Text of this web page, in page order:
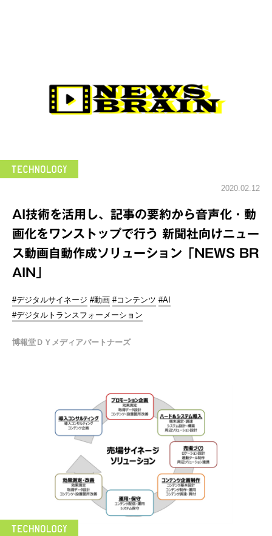
2020.02.12
AI技術を活用し、記事の要約から音声化・動
画化をワンストップで行う 新聞社向けニュー
ス動画自動作成ソリューション「NEWS BR
AIN」
#デジタルサイネージ #動画 #コンテンツ #AI
#デジタルトランスフォーメーション
博報堂ＤＹメディアパートナーズ